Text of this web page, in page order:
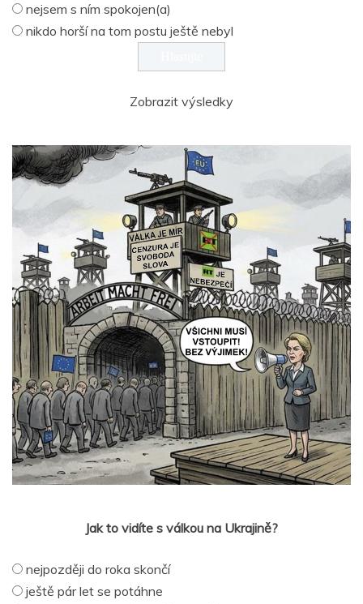
nejsem s ním spokojen(a)
nikdo horší na tom postu ještě nebyl
Zobrazit výsledky
Jak to vidíte s válkou na Ukrajině?
nejpozději do roka skončí
ještě pár let se potáhne